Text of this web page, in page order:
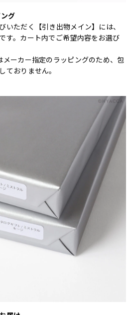
グ
いただく【引き出物メイン】には、
す。カート内でご希望内容をお選び
ーカー指定のラッピングのため、包
ておりません。